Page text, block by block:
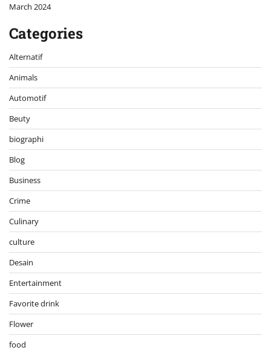
March 2024
Categories
Alternatif
Animals
Automotif
Beuty
biographi
Blog
Business
Crime
Culinary
culture
Desain
Entertainment
Favorite drink
Flower
food